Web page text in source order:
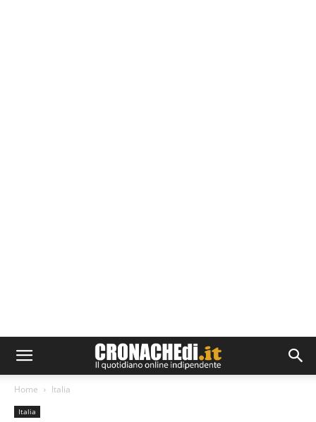
Home Italia
Italia